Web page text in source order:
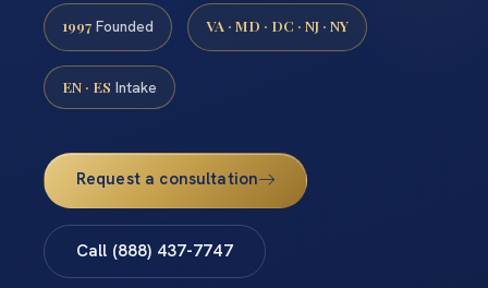
1997 Founded VA · MD · DC · NJ · NY
EN · ES Intake
Request a consultation
Call (888) 437-7747